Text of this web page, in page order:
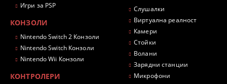
Игри за PSP
КОНЗОЛИ
Nintendo Switch 2 Конзоли
Nintendo Switch Конзоли
Nintendo Wii Конзоли
КОНТРОЛЕРИ
Слушалки
Виртуална реалност
Камери
Стойки
Волани
Зарядни станции
Микрофони